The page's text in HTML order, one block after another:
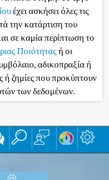
έχει ασκήσει όλες τις
την κατάρτιση του
σε καμία περίπτωση το
Ποιότηταςή οι
αδικοπραξία ή
ή ζημίες που προκύπτουν
των δεδομένων.